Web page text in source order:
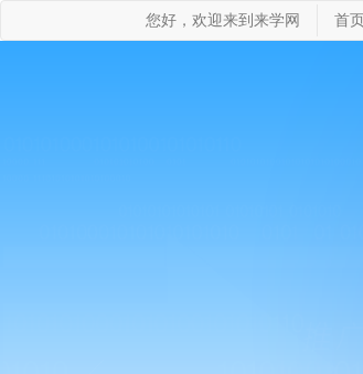
您好，欢迎来到来学网 首页